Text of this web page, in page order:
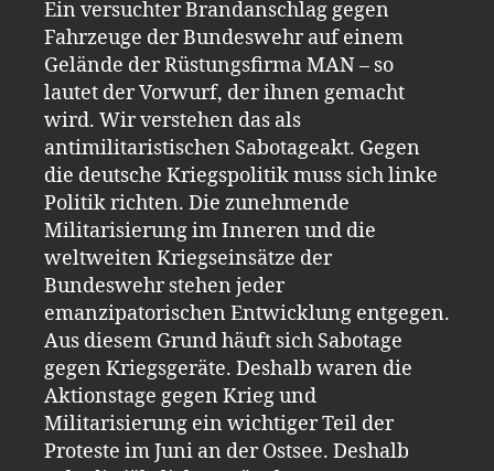
Ein versuchter Brandanschlag gegen
Fahrzeuge der Bundeswehr auf einem
Gelände der Rüstungsfirma MAN – so
lautet der Vorwurf, der ihnen gemacht
wird. Wir verstehen das als
antimilitaristischen Sabotageakt. Gegen
die deutsche Kriegspolitik muss sich linke
Politik richten. Die zunehmende
Militarisierung im Inneren und die
weltweiten Kriegseinsätze der
Bundeswehr stehen jeder
emanzipatorischen Entwicklung entgegen.
Aus diesem Grund häuft sich Sabotage
gegen Kriegsgeräte. Deshalb waren die
Aktionstage gegen Krieg und
Militarisierung ein wichtiger Teil der
Proteste im Juni an der Ostsee. Deshalb